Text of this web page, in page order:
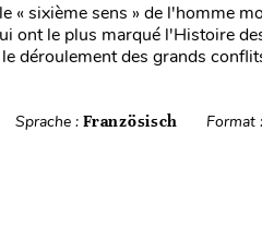
« sixième sens » de l'homme
ont le plus marqué l'Histoire
déroulement des grands
Sprache :Französisch